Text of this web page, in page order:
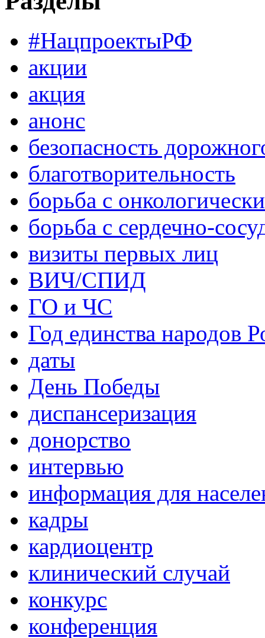
#НацпроектыРФ
акции
акция
анонс
безопасность
благотворительность
борьба с
борьба с сердечно-
визиты первых лиц
ВИЧ/СПИД
ГО и ЧС
Год единства народов
даты
День Победы
диспансеризация
донорство
интервью
информация для
кадры
кардиоцентр
клинический случай
конкурс
конференция